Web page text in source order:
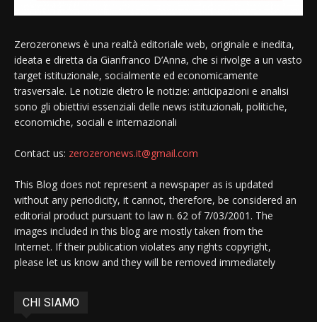
Zerozeronews è una realtà editoriale web, originale e inedita,
ideata e diretta da Gianfranco D’Anna, che si rivolge a un vasto
target istituzionale, socialmente ed economicamente
trasversale. Le notizie dietro le notizie: anticipazioni e analisi
sono gli obiettivi essenziali delle news istituzionali, politiche,
economiche, sociali e internazionali
Contact us: zerozeronews.it@gmail.com
This Blog does not represent a newspaper as is updated
without any periodicity, it cannot, therefore, be considered an
editorial product pursuant to law n. 62 of 7/03/2001. The
images included in this blog are mostly taken from the
Internet. If their publication violates any rights copyright,
please let us know and they will be removed immediately
CHI SIAMO